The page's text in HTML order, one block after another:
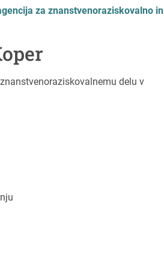
za znanstvenoraziskovalno in
delu v